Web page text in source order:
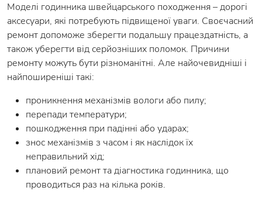
Моделі годинника швейцарського походження – дорогі
аксесуари, які потребують підвищеної уваги. Своєчасний
ремонт допоможе зберегти подальшу працездатність, а
також уберегти від серйозніших поломок. Причини
ремонту можуть бути різноманітні. Але найочевидніші і
найпоширеніші такі:
проникнення механізмів вологи або пилу;
перепади температури;
пошкодження при падінні або ударах;
знос механізмів з часом і як наслідок їх
неправильний хід;
плановий ремонт та діагностика годинника, що
проводиться раз на кілька років.